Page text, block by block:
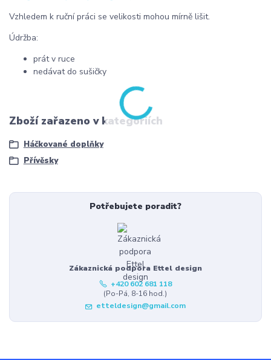
Vzhledem k ruční práci se velikosti mohou mírně lišit.
Údržba:
prát v ruce
nedávat do sušičky
Zboží zařazeno v kategoriích
Háčkované doplňky
Přívěsky
Potřebujete poradit?
Zákaznická podpora Ettel design
+420 602 681 118
(Po-Pá, 8-16 hod.)
etteldesign@gmail.com